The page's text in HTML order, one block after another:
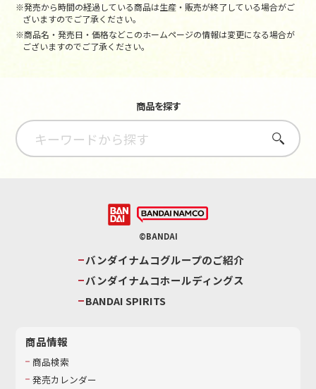
※発売から時間の経過している商品は生産・販売が終了している場合がご
ざいますのでご了承ください。
※商品名・発売日・価格などこのホームページの情報は変更になる場合が
ございますのでご了承ください。
商品を探す
さがす
©BANDAI
バンダイナムコグループのご紹介
バンダイナムコホールディングス
BANDAI SPIRITS
商品情報
商品検索
発売カレンダー